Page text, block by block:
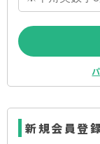
新規会員登